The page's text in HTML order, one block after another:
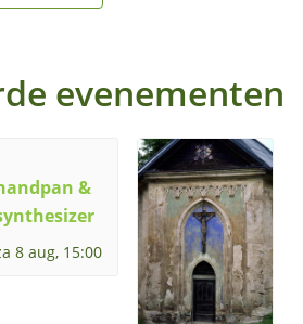
evenementen
&
8 aug, 15:00